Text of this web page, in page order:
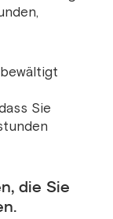
Sie
die Sie